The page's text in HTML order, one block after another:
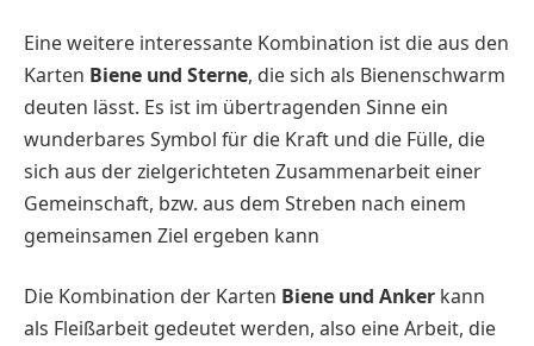
Eine weitere interessante Kombination ist die aus den
Karten Biene und Sterne, die sich als Bienenschwarm
deuten lässt. Es ist im übertragenden Sinne ein
wunderbares Symbol für die Kraft und die Fülle, die
sich aus der zielgerichteten Zusammenarbeit einer
Gemeinschaft, bzw. aus dem Streben nach einem
gemeinsamen Ziel ergeben kann
Die Kombination der Karten Biene und Anker kann
als Fleißarbeit gedeutet werden, also eine Arbeit, die